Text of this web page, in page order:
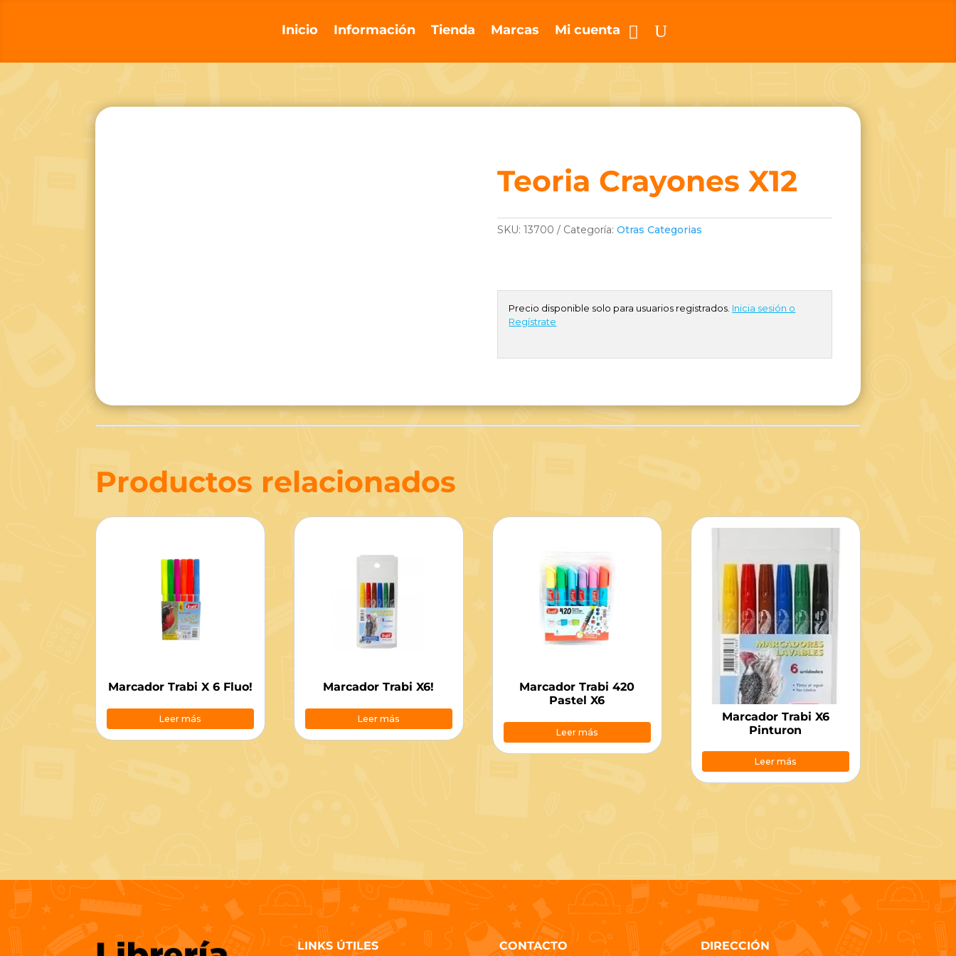
Inicio Información Tienda Marcas Mi cuenta
Teoria Crayones X12
SKU:13700 Categoría:Otras Categorias
Precio disponible solo para usuarios registrados. Inicia sesión o
Regístrate
Productos relacionados
Marcador Trabi X 6 Fluo!
Leer más
Marcador Trabi X6!
Leer más
Marcador Trabi 420
Pastel X6
Leer más
Marcador Trabi X6
Pinturon
Leer más
LINKS ÚTILES CONTACTO DIRECCIÓN